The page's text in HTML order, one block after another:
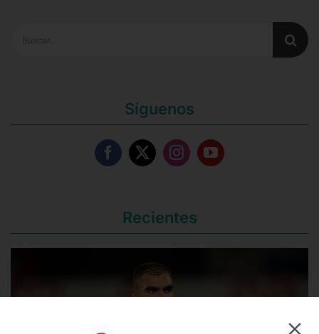
Síguenos
Recientes